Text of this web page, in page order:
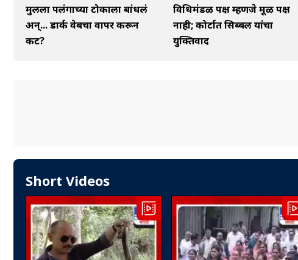
मुलीला पलंगाच्या टोकाला बांधलं
अन्... डार्क वेबचा वापर करून
कट?
विधिमंडळ पक्ष म्हणजे मूळ पक्ष
नाही; कोर्टात सिब्बल यांचा
युक्तिवाद
Short Videos